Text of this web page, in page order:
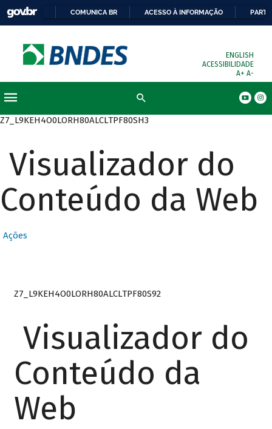
COMUNICA BR ACESSO À INFORMAÇÃO
ENGLISH
ACESSIBILIDADE
A+ A-
Z7_L9KEH4O0LORH80ALCLTPF80SH3
Visualizador do
Conteúdo da Web
Ações
Z7_L9KEH4O0LORH80ALCLTPF80S92
Visualizador do
Conteúdo da
Web